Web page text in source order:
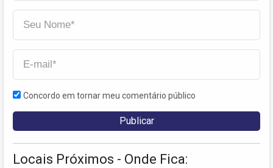
Concordo em tornar meu comentário público
Locais Próximos - Onde Fica: